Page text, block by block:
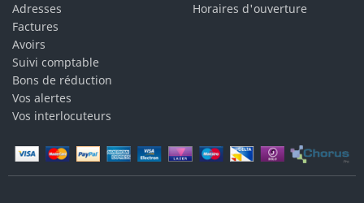
Adresses
Factures
Avoirs
Suivi comptable
Bons de réduction
Vos alertes
Vos interlocuteurs
Horaires d'ouverture